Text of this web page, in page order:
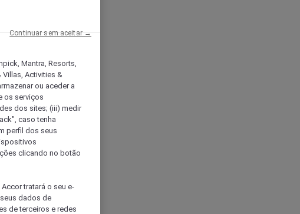
Mantra, Resorts,
Villas, Activities &
ou aceder a
os serviços
dos sites; (iii) medir
caso tenha
perfil dos seus
clicando no botão
tratará o seu e-
dados de
de terceiros e redes
Continuar sem aceitar →